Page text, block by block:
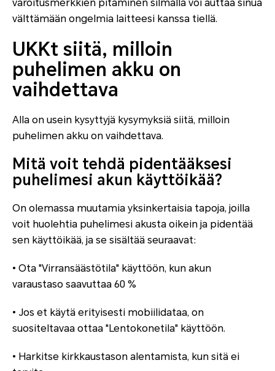
varoitusmerkkien pitäminen silmällä voi auttaa sinua
välttämään ongelmia laitteesi kanssa tiellä.
UKKt siitä, milloin
puhelimen akku on
vaihdettava
Alla on usein kysyttyjä kysymyksiä siitä, milloin
puhelimen akku on vaihdettava.
Mitä voit tehdä pidentääksesi
puhelimesi akun käyttöikää?
On olemassa muutamia yksinkertaisia tapoja, joilla
voit huolehtia puhelimesi akusta oikein ja pidentää
sen käyttöikää, ja se sisältää seuraavat:
• Ota "Virransäästötila" käyttöön, kun akun
varaustaso saavuttaa 60 %
• Jos et käytä erityisesti mobiilidataa, on
suositeltavaa ottaa "Lentokonetila" käyttöön.
• Harkitse kirkkaustason alentamista, kun sitä ei